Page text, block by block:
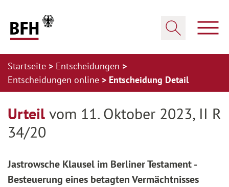
Startseite
Entscheidungen
Entscheidungen online
Entscheidung Detail
Urteil vom 11. Oktober 2023, II R
34/20
Jastrowsche Klausel im Berliner Testament -
Besteuerung eines betagten Vermächtnisses